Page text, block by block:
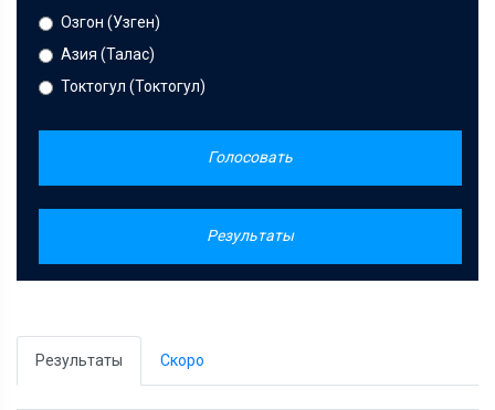
Озгон (Узген)
Азия (Талас)
Токтогул (Токтогул)
Голосовать
Результаты
Результаты Скоро